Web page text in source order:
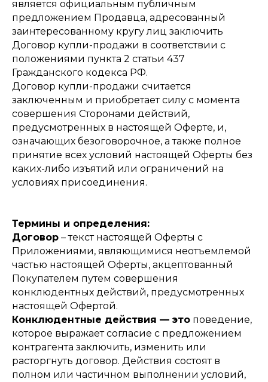
является официальным публичным
предложением Продавца, адресованный
заинтересованному кругу лиц заключить
Договор купли-продажи в соответствии с
положениями пункта 2 статьи 437
Гражданского кодекса РФ.
Договор купли-продажи считается
заключенным и приобретает силу с момента
совершения Сторонами действий,
предусмотренных в настоящей Оферте, и,
означающих безоговорочное, а также полное
принятие всех условий настоящей Оферты без
каких-либо изъятий или ограничений на
условиях присоединения.
Термины и определения:
Договор – текст настоящей Оферты с
Приложениями, являющимися неотъемлемой
частью настоящей Оферты, акцептованный
Покупателем путем совершения
конклюдентных действий, предусмотренных
настоящей Офертой.
Конклюдентные действия — это поведение,
которое выражает согласие с предложением
контрагента заключить, изменить или
расторгнуть договор. Действия состоят в
полном или частичном выполнении условий,